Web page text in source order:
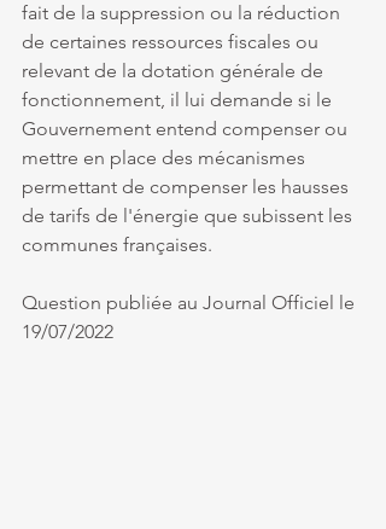
fait de la suppression ou la réduction
de certaines ressources fiscales ou
relevant de la dotation générale de
fonctionnement, il lui demande si le
Gouvernement entend compenser ou
mettre en place des mécanismes
permettant de compenser les hausses
de tarifs de l'énergie que subissent les
communes françaises.
Question publiée au Journal Officiel le
19/07/2022